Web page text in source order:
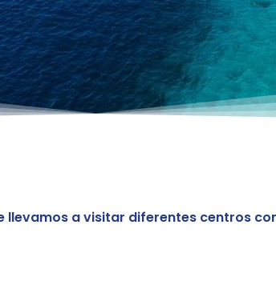
llevamos a visitar diferentes centros